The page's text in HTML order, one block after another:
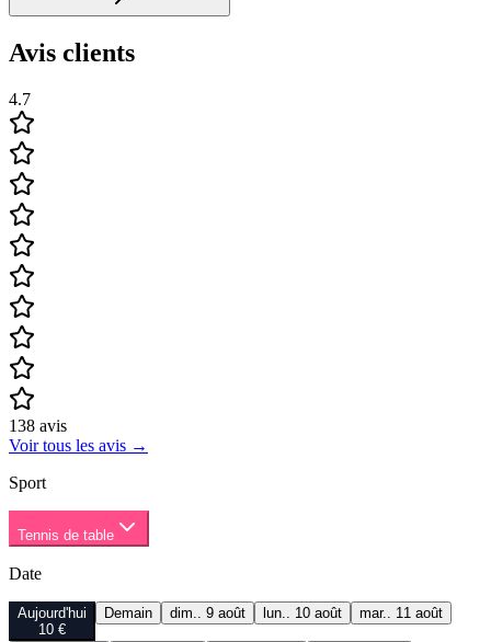
Avis clients
4.7
138 avis
Voir tous les avis →
Sport
Tennis de table
Date
Aujourd'hui
10 €
Demain dim.. 9 août lun.. 10 août mar.. 11 août